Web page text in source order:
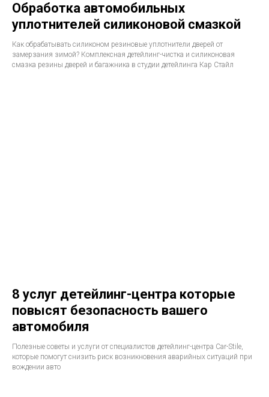
Обработка автомобильных
уплотнителей силиконовой смазкой
Как обрабатывать силиконом резиновые уплотнители дверей от
замерзания зимой? Комплексная детейлинг-чистка и силиконовая
смазка резины дверей и багажника в студии детейлинга Кар Стайл
8 услуг детейлинг-центра которые
повысят безопасность вашего
автомобиля
Полезные советы и услуги от специалистов детейлинг-центра Car-Stile,
которые помогут снизить риск возникновения аварийных ситуаций при
вождении авто